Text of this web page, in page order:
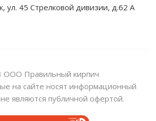
ул. 45 Стрелковой дивизии, д.62 А
ООО Правильный кирпич
на сайте носят информационный
являются публичной офертой.